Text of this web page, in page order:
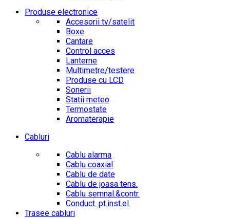
Produse electronice
Accesorii tv/satelit
Boxe
Cantare
Control acces
Lanterne
Multimetre/testere
Produse cu LCD
Sonerii
Statii meteo
Termostate
Aromaterapie
Cabluri
Cablu alarma
Cablu coaxial
Cablu de date
Cablu de joasa tens.
Cablu semnal.&contr.
Conduct. pt.inst.el.
Trasee cabluri